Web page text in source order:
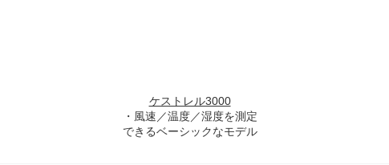
ケストレル3000
・風速／温度／湿度を測定
できるベーシックなモデル